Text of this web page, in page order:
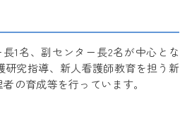
1名、副センター長2名が中心とな
究指導、新人看護師教育を担う新
の育成等を行っています。